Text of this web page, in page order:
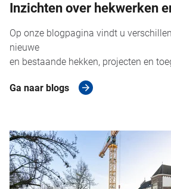
Inzichten over hekwerken
Op onze blogpagina vindt u
nieuwe
en bestaande hekken, projecten en
Ga naar blogs